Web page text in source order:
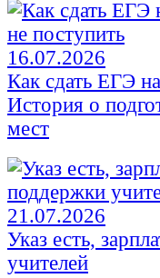
16.07.2026
Как сдать ЕГЭ
История о
мест
21.07.2026
Указ есть,
учителей